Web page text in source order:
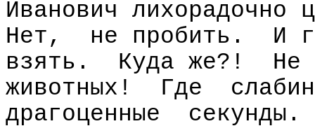
Иванович лихорадочно
Нет,
не пробить.
И
взять.
Куда же?!
Не
животных!
Где
драгоценные
секунды.